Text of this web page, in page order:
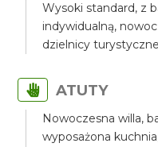
Wysoki standard, z
indywidualną,
dzielnicy
ATUTY
Nowoczesna willa,
wyposażona